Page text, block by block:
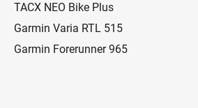
TACX NEO Bike Plus
Garmin Varia RTL 515
Garmin Forerunner 965